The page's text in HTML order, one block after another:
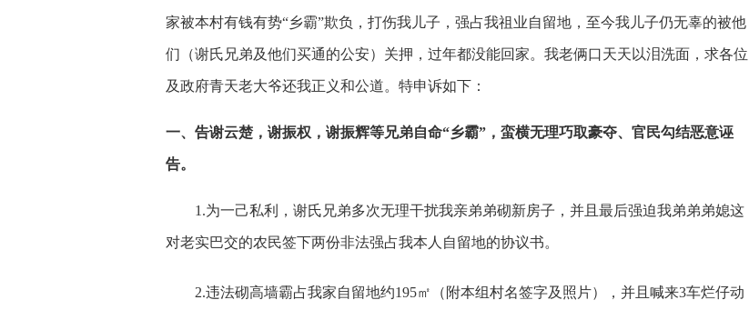
家被本村有钱有势“乡霸”欺负，打伤我儿子，强占我祖业自留地，至今我儿子仍无辜的被他
们（谢氏兄弟及他们买通的公安）关押，过年都没能回家。我老俩口天天以泪洗面，求各位
及政府青天老大爷还我正义和公道。特申诉如下：
一、告谢云楚，谢振权，谢振辉等兄弟自命“乡霸”，蛮横无理巧取豪夺、官民勾结恶意诬
告。
1.为一己私利，谢氏兄弟多次无理干扰我亲弟弟砌新房子，并且最后强迫我弟弟弟媳这
对老实巴交的农民签下两份非法强占我本人自留地的协议书。
2.违法砌高墙霸占我家自留地约195㎡（附本组村名签字及照片），并且喊来3车烂仔动